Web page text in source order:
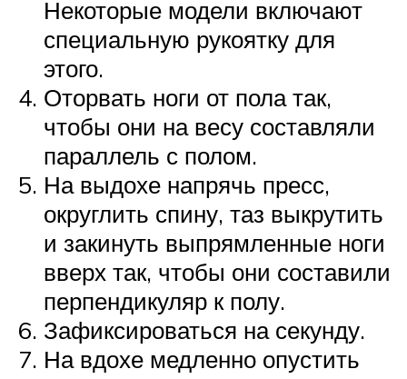
Некоторые модели включают
специальную рукоятку для
этого.
Оторвать ноги от пола так,
чтобы они на весу составляли
параллель с полом.
На выдохе напрячь пресс,
округлить спину, таз выкрутить
и закинуть выпрямленные ноги
вверх так, чтобы они составили
перпендикуляр к полу.
Зафиксироваться на секунду.
На вдохе медленно опустить